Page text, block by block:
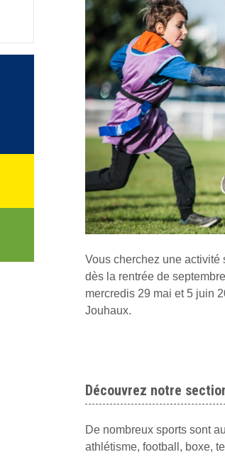
Vous cherchez une activité
dès la rentrée de
mercredis 29 mai et 5 juin
Jouhaux.
Découvrez notre
De nombreux sports sont
athlétisme, football, boxe,